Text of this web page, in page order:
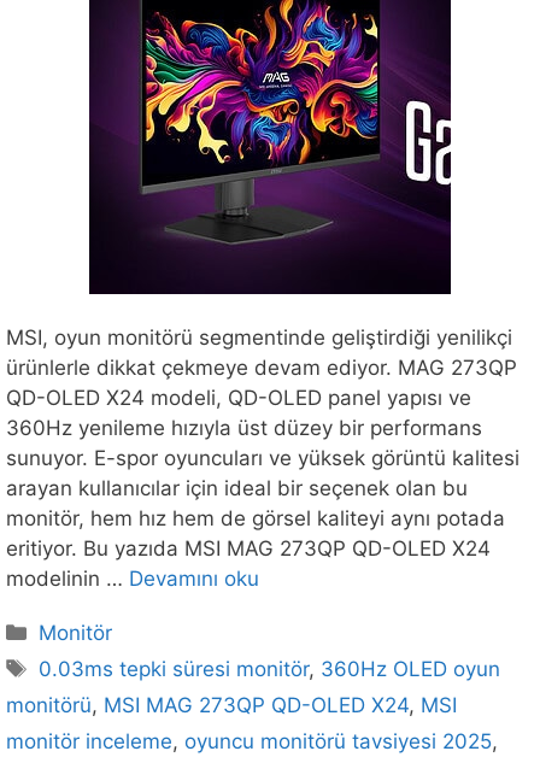
MSI, oyun monitörü segmentinde geliştirdiği yenilikçi
ürünlerle dikkat çekmeye devam ediyor. MAG 273QP
QD-OLED X24 modeli, QD-OLED panel yapısı ve
360Hz yenileme hızıyla üst düzey bir performans
sunuyor. E-spor oyuncuları ve yüksek görüntü kalitesi
arayan kullanıcılar için ideal bir seçenek olan bu
monitör, hem hız hem de görsel kaliteyi aynı potada
eritiyor. Bu yazıda MSI MAG 273QP QD-OLED X24
modelinin … Devamını oku
Kategoriler
Monitör
Etiketler
0.03ms tepki süresi monitör, 360Hz OLED oyun
monitörü, MSI MAG 273QP QD-OLED X24, MSI
monitör inceleme, oyuncu monitörü tavsiyesi 2025,